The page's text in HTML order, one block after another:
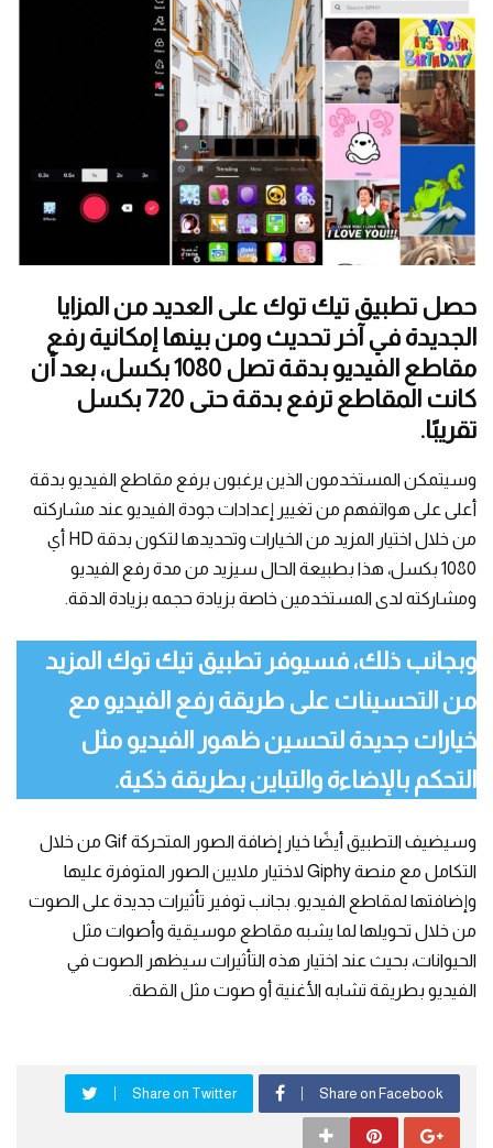
حصل تطبيق تيك توك على العديد من المزايا
الجديدة في آخر تحديث ومن بينها إمكانية رفع
مقاطع الفيديو بدقة تصل 1080 بكسل، بعد أن
كانت المقاطع ترفع بدقة حتى 720 بكسل
تقريبًا.
وسيتمكن المستخدمون الذين يرغبون برفع مقاطع الفيديو بدقة
أعلى على هواتفهم من تغيير إعدادات جودة الفيديو عند مشاركته
من خلال اختيار المزيد من الخيارات وتحديدها لتكون بدقة HD أي
1080 بكسل، هذا بطبيعة الحال سيزيد من مدة رفع الفيديو
ومشاركته لدى المستخدمين خاصة بزيادة حجمه بزيادة الدقة.
وبجانب ذلك، فسيوفر تطبيق تيك توك المزيد
من التحسينات على طريقة رفع الفيديو مع
خيارات جديدة لتحسين ظهور الفيديو مثل
التحكم بالإضاءة والتباين بطريقة ذكية.
وسيضيف التطبيق أيضًا خيار إضافة الصور المتحركة Gif من خلال
التكامل مع منصة Giphy لاختيار ملايين الصور المتوفرة عليها
وإضافتها لمقاطع الفيديو. بجانب توفير تأثيرات جديدة على الصوت
من خلال تحويلها لما يشبه مقاطع موسيقية وأصوات مثل
الحيوانات، بحيث عند اختيار هذه التأثيرات سيظهر الصوت في
الفيديو بطريقة تشابه الأغنية أو صوت مثل القطة.
Share on Facebook
Share on Twitter